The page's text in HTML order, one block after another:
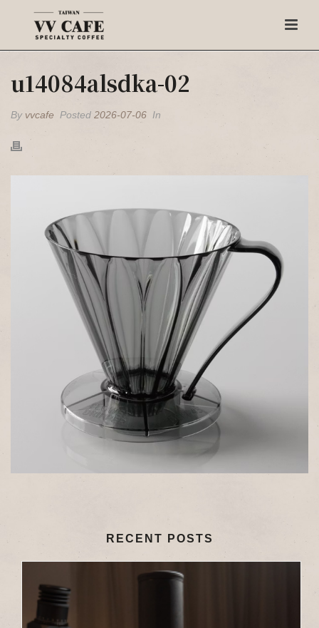
u14084alsdka-02
By vvcafe Posted 2026-07-06 In
RECENT POSTS